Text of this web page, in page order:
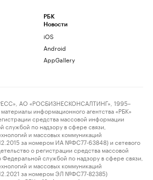
РБК
Новости
iOS
Android
AppGallery
АО «РОСБИЗНЕСКОНСАЛТИНГ», 1995–
информационного агентства «РБК»
средства массовой информации
службой по надзору в сфере связи,
и массовых коммуникаций
за номером ИА №ФС77-63848) и сетевого
о регистрации средства массовой
службой по надзору в сфере связи,
и массовых коммуникаций
за номером ЭЛ №ФС77-82385)